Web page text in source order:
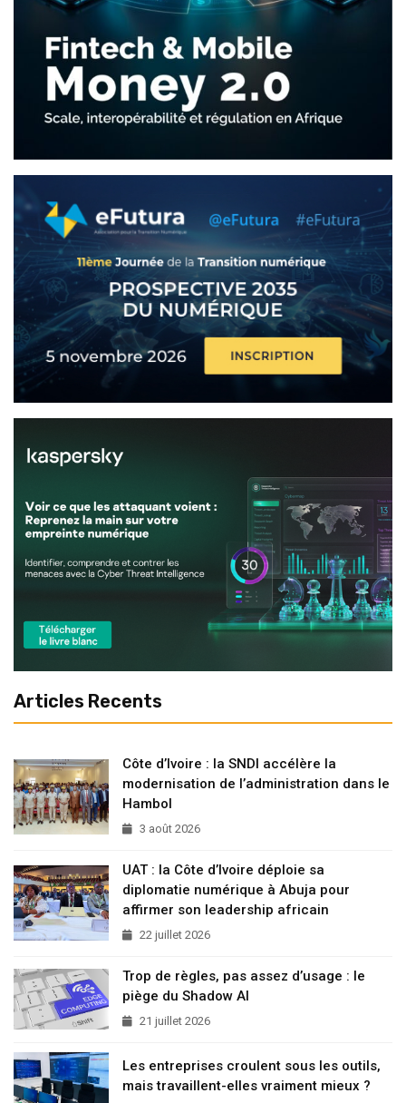
Articles Recents
Côte d’Ivoire : la SNDI accélère la
modernisation de l’administration dans le
Hambol
3 août 2026
UAT : la Côte d’Ivoire déploie sa
diplomatie numérique à Abuja pour
affirmer son leadership africain
22 juillet 2026
Trop de règles, pas assez d’usage : le
piège du Shadow AI
21 juillet 2026
Les entreprises croulent sous les outils,
mais travaillent-elles vraiment mieux ?